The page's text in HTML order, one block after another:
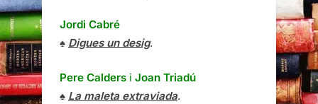
Jordi Cabré
♠ Digues un desig.
Pere Calders i Joan Triadú
♠ La maleta extraviada.